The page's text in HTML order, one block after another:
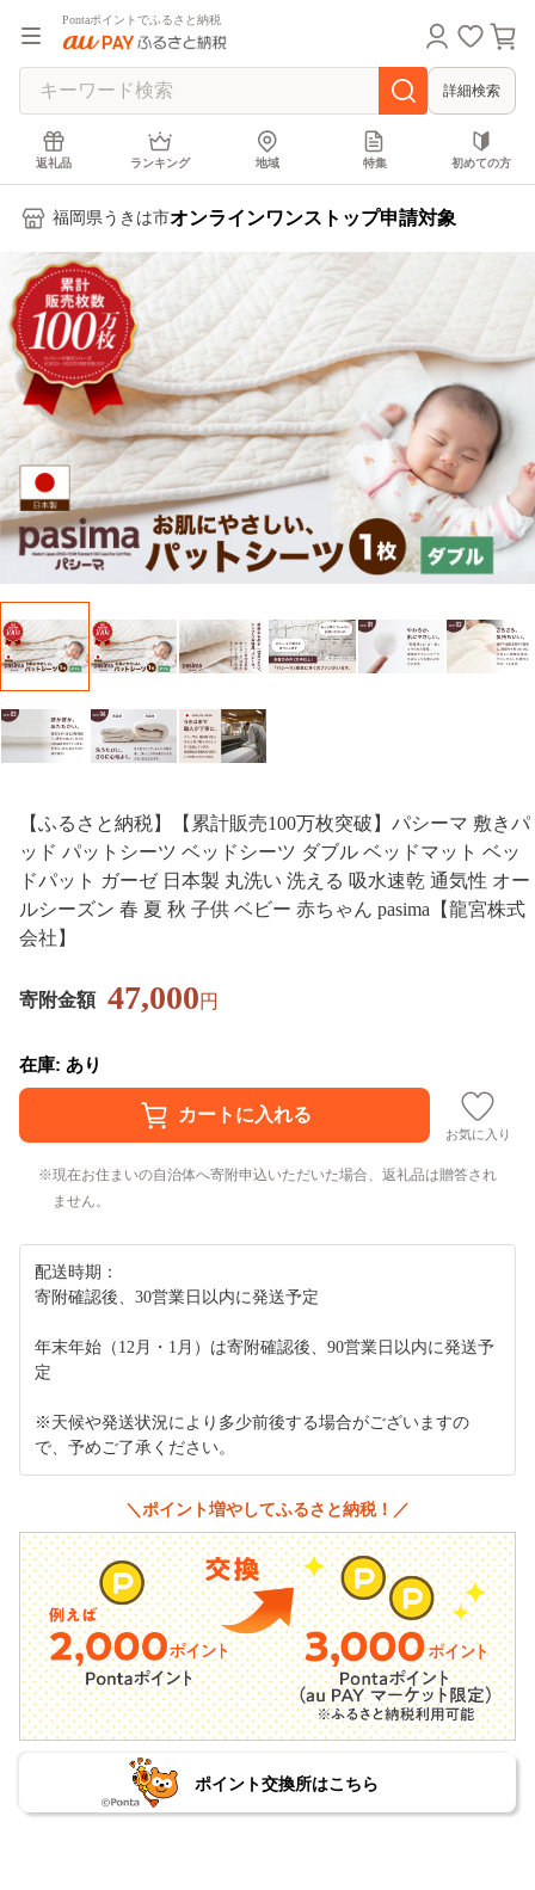
Pontaポイントでふるさと納税
詳細検索
返礼品 ランキング 地域 特集 初めての方
福岡県うきは市オンラインワンストップ申請対象
【ふるさと納税】【累計販売100万枚突破】パシーマ 敷きパ
ッド パットシーツ ベッドシーツ ダブル ベッドマット ベッ
ドパット ガーゼ 日本製 丸洗い 洗える 吸水速乾 通気性 オー
ルシーズン 春 夏 秋 子供 ベビー 赤ちゃん pasima【龍宮株式
会社】
寄附金額 47,000円
在庫: あり
お気に入り
現在お住まいの自治体へ寄附申込いただいた場合、返礼品は贈答され
ません。
配送時期：
寄附確認後、30営業日以内に発送予定
年末年始（12月・1月）は寄附確認後、90営業日以内に発送予
定
※天候や発送状況により多少前後する場合がございますの
で、予めご了承ください。
＼ポイント増やしてふるさと納税！／
ポイント交換所はこちら